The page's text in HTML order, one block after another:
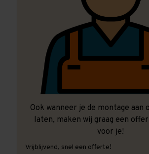
Ook wanneer je de montage aan
laten, maken wij graag een
voor je!
Vrijblijvend, snel een offerte!